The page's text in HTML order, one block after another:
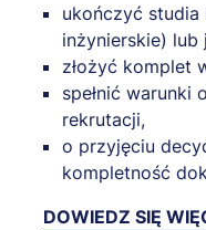
ukończyć studia
inżynierskie)
złożyć komplet
spełnić warunki
rekrutacji,
o przyjęciu
kompletność
DOWIEDZ SIĘ